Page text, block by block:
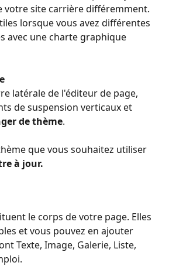
votre site carrière différemment.
lorsque vous avez différentes
avec une charte graphique
latérale de l'éditeur de page,
de suspension verticaux et
de thème.
que vous souhaitez utiliser
à jour.
le corps de votre page. Elles
et vous pouvez en ajouter
Texte, Image, Galerie, Liste,